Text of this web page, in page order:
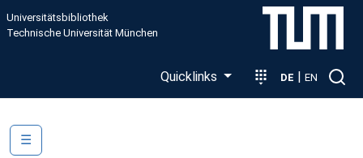
Direkt zum Inhalt
Universitätsbibliothek
Technische Universität München
Quicklinks DE | EN
☰